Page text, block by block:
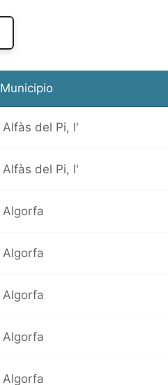
Municipio
Alfàs del Pi, l'
Alfàs del Pi, l'
Algorfa
Algorfa
Algorfa
Algorfa
Algorfa